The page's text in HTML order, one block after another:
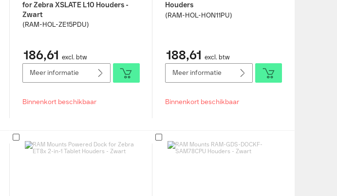
for Zebra XSLATE L10 Houders -
Zwart
(RAM-HOL-ZE15PDU)
186,61 excl. btw
Meer informatie
Binnenkort beschikbaar
Houders
(RAM-HOL-HON11PU)
188,61 excl. btw
Meer informatie
Binnenkort beschikbaar